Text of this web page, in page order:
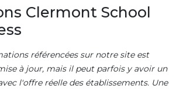
Clermont School
référencées sur notre site est
à jour, mais il peut parfois y avoir un
l'offre réelle des établissements. Une